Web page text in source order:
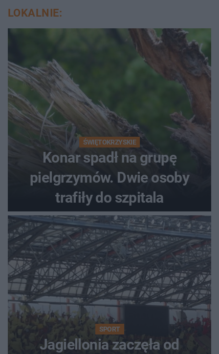
LOKALNIE:
ŚWIĘTOKRZYSKIE
Konar spadł na grupę
pielgrzymów. Dwie osoby
trafiły do szpitala
SPORT
Jagiellonia zaczęła od